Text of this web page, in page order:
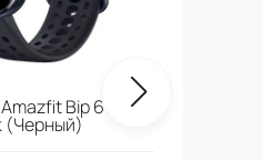
Bip 6 Soft
(Черный)